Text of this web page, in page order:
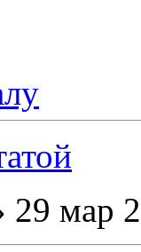
29 мар